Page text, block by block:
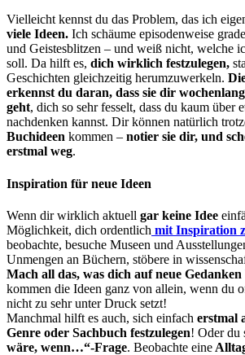
Vielleicht kennst du das Problem, das ich
viele Ideen. Ich schäume episodenweise
und Geistesblitzen – und weiß nicht, welche
soll. Da hilft es, dich wirklich festzulegen,
Geschichten gleichzeitig herumzuwerkeln.
erkennst du daran, dass sie dir
geht, dich so sehr fesselt, dass du kaum über
nachdenken kannst. Dir können natürlich
Buchideen kommen – notier sie dir, und
erstmal weg.
Inspiration für neue Ideen
Wenn dir wirklich aktuell gar keine Idee
Möglichkeit, dich ordentlich mit Inspiration
beobachte, besuche Museen und
Unmengen an Büchern, stöbere in
Mach all das, was dich auf neue
kommen die Ideen ganz von allein, wenn du
nicht zu sehr unter Druck setzt!
Manchmal hilft es auch, sich einfach erstmal
Genre oder Sachbuch festzulegen! Oder du
wäre, wenn…“-Frage. Beobachte eine